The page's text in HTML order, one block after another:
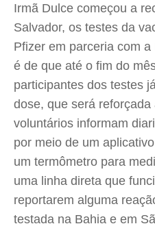
Irmã Dulce começou a
Salvador, os testes da
Pfizer em parceria com
é de que até o fim do
participantes dos testes
dose, que será
voluntários informam
por meio de um
um termômetro para
uma linha direta que
reportarem alguma
testada na Bahia e em